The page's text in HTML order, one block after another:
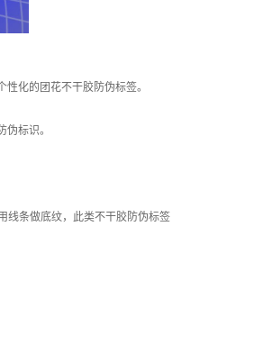
化的团花不干胶防伪标签。
标识。
线条做底纹，此类不干胶防伪标签